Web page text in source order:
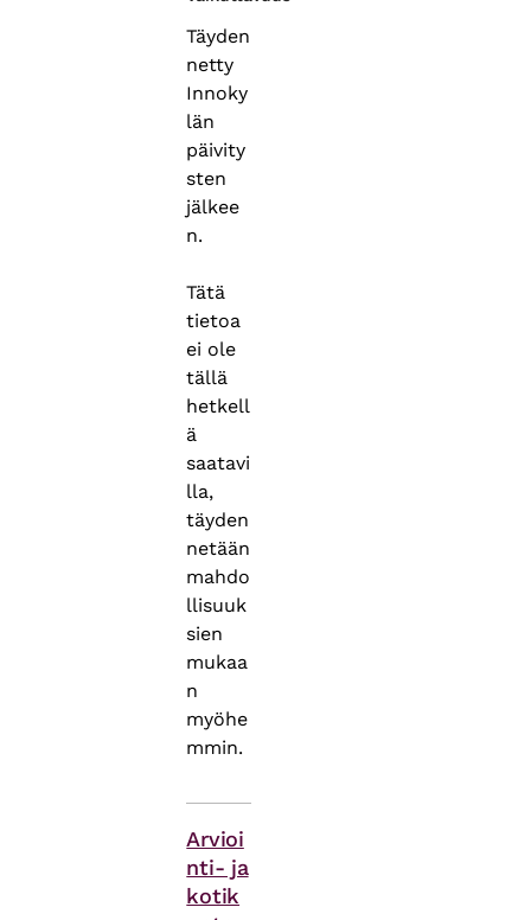
Täyden
netty
Innoky
län
päivity
sten
jälkee
n.
Tätä
tietoa
ei ole
tällä
hetkell
ä
saatavi
lla,
täyden
netään
mahdo
llisuuk
sien
mukaa
n
myöhe
mmin.
Arvioi
nti- ja
kotik